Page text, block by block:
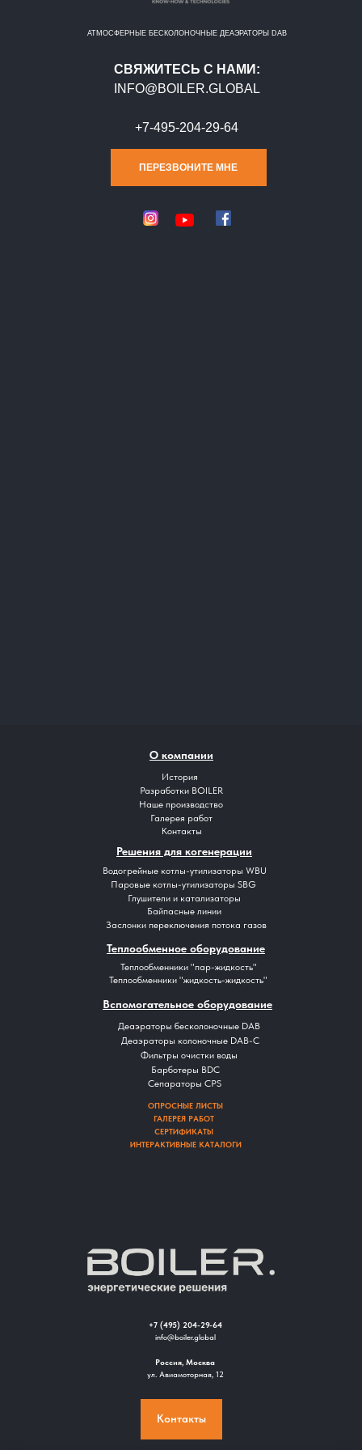
АТМОСФЕРНЫЕ БЕСКОЛОНОЧНЫЕ ДЕАЭРАТОРЫ DAB
СВЯЖИТЕСЬ С НАМИ:
INFO@BOILER.GLOBAL
+7-495-204-29-64
ПЕРЕЗВОНИТЕ МНЕ
О компании
Решения для когенерации
История
Разработки BOILER
Наше производство
Галерея работ
Водогрейные котлы-утилизаторы WBU
Паровые котлы-утилизаторы SBG
Глушители и катализаторы
Байпасные линии
Барботеры BDC
Заслонки переключения потока газов
Сепараторы CPS
Теплообменники "жидкость-жидкость"
Теплообменники "пар-жидкость"
Контакты
Теплообменное оборудование
ОПРОСНЫЕ ЛИСТЫ
ГАЛЕРЕЯ РАБОТ
СЕРТИФИКАТЫ
ИНТЕРАКТИВНЫЕ КАТАЛОГИ
Вспомогательное оборудование
Деаэраторы бесколоночные DAB
Деаэраторы колоночные DAB-C
Фильтры очистки воды
+7 (495) 204-29-64
info@boiler.global
Россия, Москва
ул. Авиамоторная, 12
Контакты